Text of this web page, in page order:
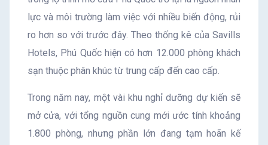
lực và môi trường làm việc với nhiều biến động, rủi
ro hơn so với trước đây. Theo thống kê của Savills
Hotels, Phú Quốc hiện có hơn 12.000 phòng khách
sạn thuộc phân khúc từ trung cấp đến cao cấp.
Trong năm nay, một vài khu nghỉ dưỡng dự kiến sẽ
mở cửa, với tổng nguồn cung mới ước tính khoảng
1.800 phòng, nhưng phần lớn đang tạm hoãn kế